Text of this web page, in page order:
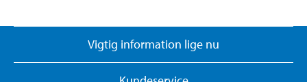
Vigtig information lige nu